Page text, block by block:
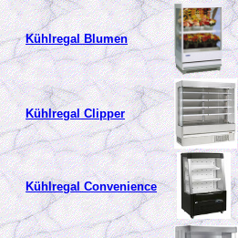
Kühlregal Blumen
Kühlregal Clipper
Kühlregal Convenience